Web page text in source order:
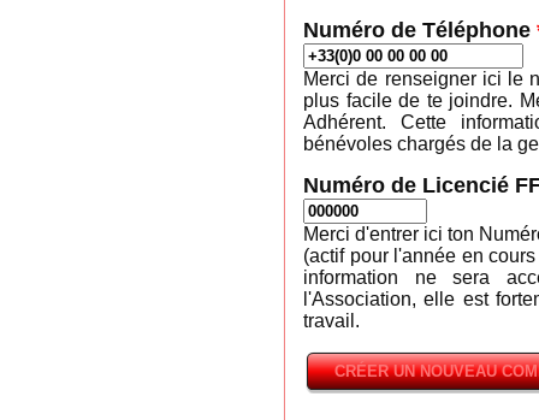
Numéro de Téléphone
Merci de renseigner ici le
plus facile de te joindre.
Adhérent. Cette
bénévoles chargés de la
Numéro de Licencié
Merci d'entrer ici ton
(actif pour l'année en
information ne sera
l'Association, elle est
travail.